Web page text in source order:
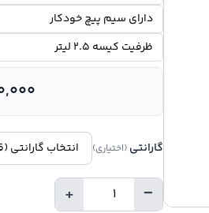
دارای سیم پیچ خودکار
ظرفیت کیسه 2.5 لیتر
گارانتی (اختیاری)
−
تعداد +